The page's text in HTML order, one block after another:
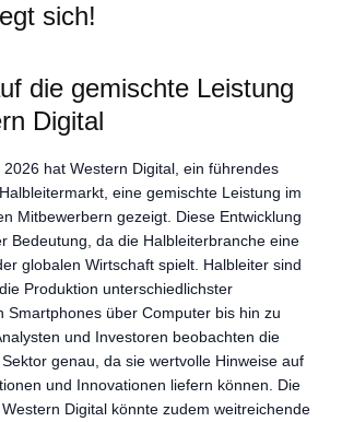
sich!
die gemischte Leistung
Digital
hat Western Digital, ein führendes
eine gemischte Leistung im
Mitbewerbern gezeigt. Diese Entwicklung
Bedeutung, da die Halbleiterbranche eine
globalen Wirtschaft spielt. Halbleiter sind
Produktion unterschiedlichster
Smartphones über Computer bis hin zu
und Investoren beobachten die
genau, da sie wertvolle Hinweise auf
und Innovationen liefern können. Die
Digital könnte zudem weitreichende